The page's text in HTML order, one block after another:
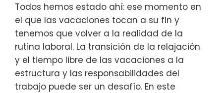
Todos hemos estado ahí: ese momento en
el que las vacaciones tocan a su fin y
tenemos que volver a la realidad de la
rutina laboral. La transición de la relajación
y el tiempo libre de las vacaciones a la
estructura y las responsabilidades del
trabajo puede ser un desafío. En este